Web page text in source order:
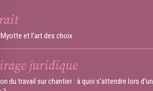
Myotte et l’art des choix
juridique
du travail sur chantier : à quoi s'attendre lors d'un